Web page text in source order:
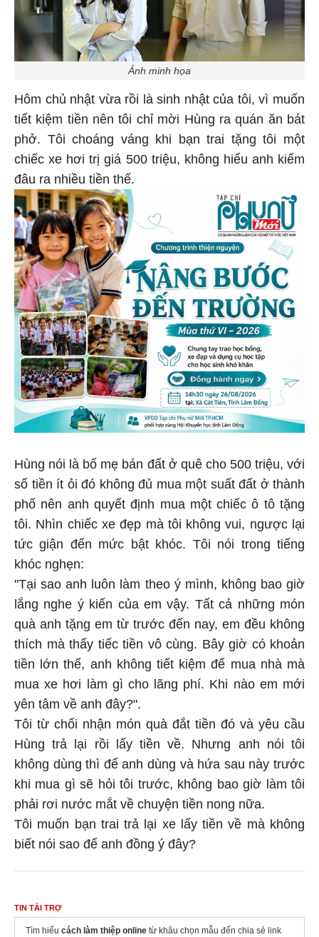
Ảnh minh họa
Hôm chủ nhật vừa rồi là sinh nhật của tôi, vì muốn
tiết kiệm tiền nên tôi chỉ mời Hùng ra quán ăn bát
phở. Tôi choáng váng khi bạn trai tặng tôi một
chiếc xe hơi trị giá 500 triệu, không hiểu anh kiếm
đâu ra nhiều tiền thế.
Hùng nói là bố mẹ bán đất ở quê cho 500 triệu, với
số tiền ít ỏi đó không đủ mua một suất đất ở thành
phố nên anh quyết định mua một chiếc ô tô tặng
tôi. Nhìn chiếc xe đẹp mà tôi không vui, ngược lại
tức giận đến mức bật khóc. Tôi nói trong tiếng
khóc nghẹn:
"Tại sao anh luôn làm theo ý mình, không bao giờ
lắng nghe ý kiến của em vậy. Tất cả những món
quà anh tặng em từ trước đến nay, em đều không
thích mà thấy tiếc tiền vô cùng. Bây giờ có khoản
tiền lớn thế, anh không tiết kiệm để mua nhà mà
mua xe hơi làm gì cho lãng phí. Khi nào em mới
yên tâm về anh đây?".
Tôi từ chối nhận món quà đắt tiền đó và yêu cầu
Hùng trả lại rồi lấy tiền về. Nhưng anh nói tôi
không dùng thì để anh dùng và hứa sau này trước
khi mua gì sẽ hỏi tôi trước, không bao giờ làm tôi
phải rơi nước mắt về chuyện tiền nong nữa.
Tôi muốn bạn trai trả lại xe lấy tiền về mà không
biết nói sao để anh đồng ý đây?
TIN TÀI TRỢ
Tìm hiểu cách làm thiệp online từ khâu chọn mẫu đến chia sẻ link